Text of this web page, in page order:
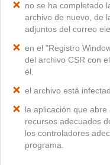
no se ha completado
archivo de nuevo, de
adjuntos del correo
en el "Registro
del archivo CSR con
él.
el archivo está
la aplicación que
recursos adecuados
los controladores
programa.